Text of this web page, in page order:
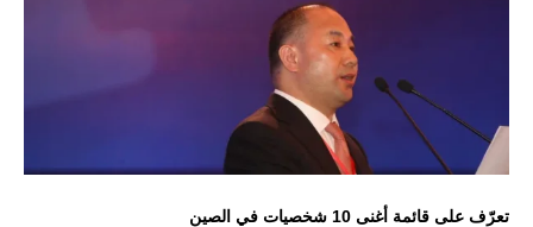
تعرّف على قائمة أغنى 10 شخصيات في الصين